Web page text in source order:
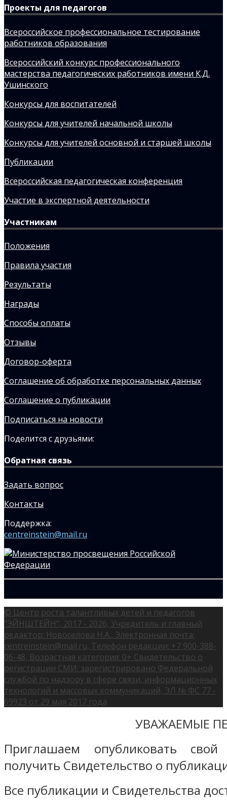
Проекты для педагогов
Всероссийское профессиональное тестирование
работников образования
Всероссийский конкурс профессионального
мастерства педагогических работников имени К.Д.
Ушинского
Конкурсы для воспитателей
Конкурсы для учителей начальной школы
Конкурсы для учителей основной и старшей школы
Публикации
Всероссийская педагогическая конференция
Участие в экспертной деятельности
Участникам
Положения
Правила участия
Результаты
Награды
Способы оплаты
Отзывы
Договор-оферта
Соглашение об обработке персональных данных
Соглашение о публикации
Подписаться на новости
Поделится с друзьями:
Обратная связь
Задать вопрос
Контакты
Поддержка:
centreinstein@mail.ru
© Центр роста талантливых детей и педагогов
"ЭЙНШТЕЙН", 2017 - 2026, Учредитель и главный
редактор: Новоселова Н.А., Электронная почта:
centreinstein@mail.ru, Телефон редакции: +7 900-388-
06-48, Возрастная категория: 0+ Свидетельство о
регистрации СМИ: зарегистрировано Федеральной
службой по надзору в сфере связи, информационных
технологий и массовых коммуникаций, ЭЛ № ФС 77 -
69923 от 29 мая 2017 года
УВАЖАЕМЫЕ
Приглашаем опубликовать
получить Свидетельство о
Все публикации и Свидетельства